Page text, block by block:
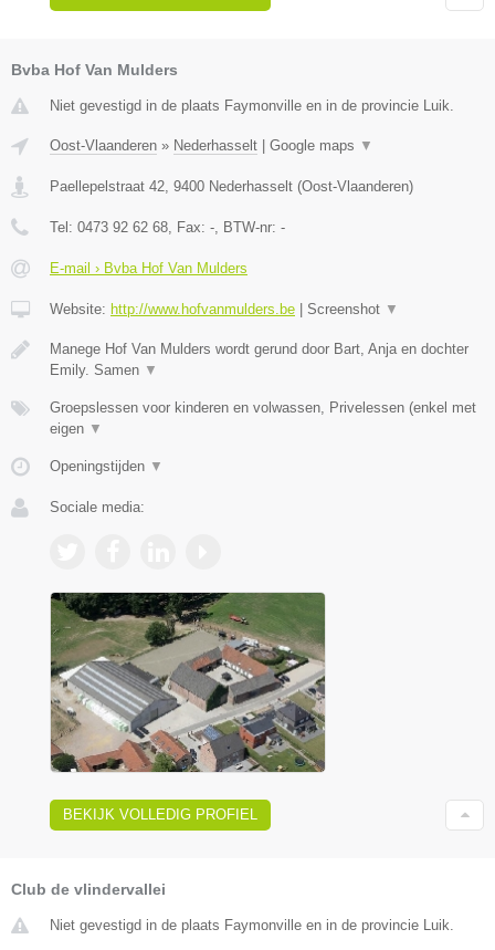
Bvba Hof Van Mulders
Niet gevestigd in de plaats Faymonville en in de provincie Luik.
Oost-Vlaanderen » Nederhasselt Google maps ▼
Paellepelstraat 42, 9400 Nederhasselt (Oost-Vlaanderen)
Tel: 0473 92 62 68, Fax: -, BTW-nr: -
E-mail › Bvba Hof Van Mulders
Website: http://www.hofvanmulders.be Screenshot ▼
Manege Hof Van Mulders wordt gerund door Bart, Anja en dochter
Emily. Samen ▼
Groepslessen voor kinderen en volwassen, Privelessen (enkel met
eigen ▼
Openingstijden ▼
Sociale media:
BEKIJK VOLLEDIG PROFIEL
Club de vlindervallei
Niet gevestigd in de plaats Faymonville en in de provincie Luik.